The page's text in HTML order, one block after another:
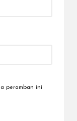
peramban ini